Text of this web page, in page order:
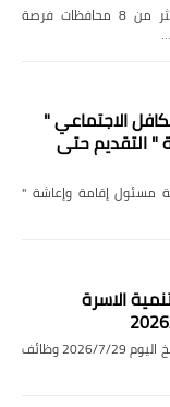
وظائف خالية بمدارس التكنولوجيا التطبيقية فى اكثر من 8 محافظات فرصة
الاجتماعي "
التقديم حتى
مسئول إقامة وإعاشة "
الاسرة
وظائف المؤسسة القومية لتنمية الاسرة والمجتمع بتاريخ اليوم 2026/7/29 وظائف